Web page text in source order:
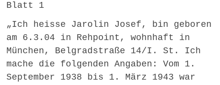
Blatt 1
„Ich heisse Jarolin Josef, bin geboren
am 6.3.04 in Rehpoint, wohnhaft in
München, Belgradstraße 14/I. St. Ich
mache die folgenden Angaben: Vom 1.
September 1938 bis 1. März 1943 war